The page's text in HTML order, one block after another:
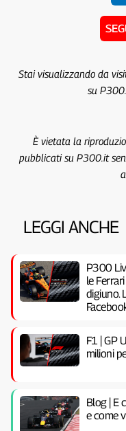
Stai visualizzando da
su
È vietata la
pubblicati su P300.it
LEGGI ANCHE
P300
le
digiuno.
F1 | GP
milioni
Blog | E
e come